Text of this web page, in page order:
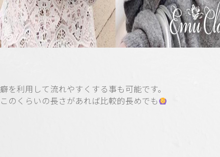
癖を利用して流れやすくする事も可能です。
このくらいの長さがあれば比較的長めでも